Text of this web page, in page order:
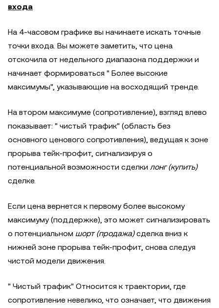
входа
На 4-часовом графике вы начинаете искать точные
точки входа. Вы можете заметить, что цена
отскочила от недельного диапазона поддержки и
начинает формироваться " Более высокие
максимумы", указывающие на восходящий тренде.
На втором максимуме (сопротивление), взгляд влево
показывает: " чистый трафик" (область без
основного ценового сопротивления), ведущая к зоне
прорыва тейк-профит, сигнализируя о
потенциальной возможности сделки лонг (купить)
сделке.
Если цена вернется к первому более высокому
максимуму (поддержке), это может сигнализировать
о потенциальном шорт (продажа)сделка вниз к
нижней зоне прорыва тейк-профит, снова следуя
чистой модели движения.
" Чистый трафик" Относится к траектории, где
сопротивление невелико, что означает, что движения